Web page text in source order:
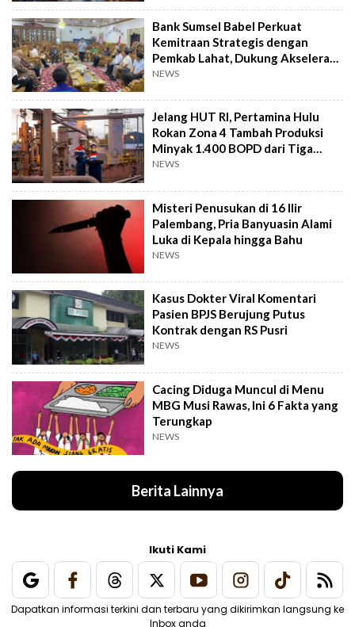
Bank Sumsel Babel Perkuat
Kemitraan Strategis dengan
Pemkab Lahat, Dukung Akselerasi
Ekonomi Daerah
NEWS
Jelang HUT RI, Pertamina Hulu
Rokan Zona 4 Tambah Produksi
Minyak 1.400 BOPD dari Tiga
Sumur Baru
NEWS
Misteri Penusukan di 16 Ilir
Palembang, Pria Banyuasin Alami
Luka di Kepala hingga Bahu
NEWS
Kasus Dokter Viral Komentari
Pasien BPJS Berujung Putus
Kontrak dengan RS Pusri
NEWS
Cacing Diduga Muncul di Menu
MBG Musi Rawas, Ini 6 Fakta yang
Terungkap
NEWS
Berita Lainnya
Ikuti Kami
Dapatkan informasi terkini dan terbaru yang dikirimkan langsung ke
Inbox anda